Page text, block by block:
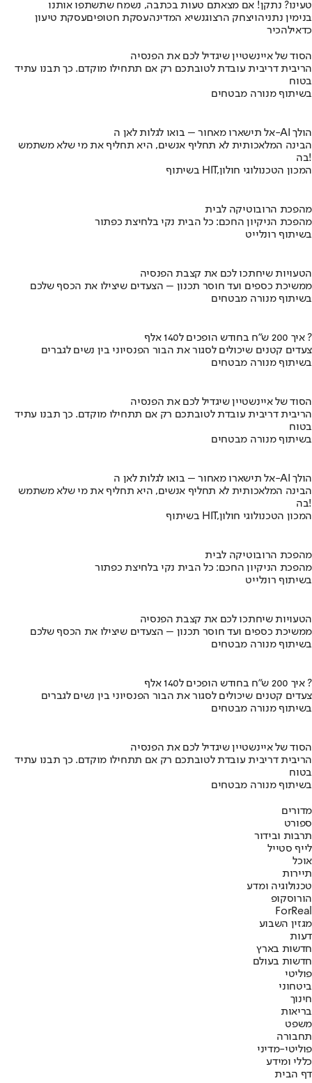
טעינו? נתקן! אם מצאתם טעות בכתבה, נשמח שתשתפו אותנו
בנימין נתניהויצחק הרצוגנשיא המדינהעסקת חטופיםעסקת טיעון
כדאילהכיר
הסוד של איינשטיין שיגדיל לכם את הפנסיה
הריבית דריבית עובדת לטובתכם רק אם תתחילו מוקדם. כך תבנו עתיד
בטוח
בשיתוף מנורה מבטחים
אל תישארו מאחור – בואו לגלות לאן ה-AI הולך
הבינה המלאכותית לא תחליף אנשים, היא תחליף את מי שלא משתמש
בה!
בשיתוף HIT,המכון הטכנולוגי חולון
מהפכת הרובוטיקה לבית
מהפכת הניקיון החכם: כל הבית נקי בלחיצת כפתור
בשיתוף רונלייט
הטעויות שיחתכו לכם את קצבת הפנסיה
ממשיכת כספים ועד חוסר תכנון – הצעדים שיצילו את הכסף שלכם
בשיתוף מנורה מבטחים
איך 200 ש"ח בחודש הופכים ל140 אלף ?
צעדים קטנים שיכולים לסגור את הבור הפנסיוני בין נשים לגברים
בשיתוף מנורה מבטחים
הסוד של איינשטיין שיגדיל לכם את הפנסיה
הריבית דריבית עובדת לטובתכם רק אם תתחילו מוקדם. כך תבנו עתיד
בטוח
בשיתוף מנורה מבטחים
אל תישארו מאחור – בואו לגלות לאן ה-AI הולך
הבינה המלאכותית לא תחליף אנשים, היא תחליף את מי שלא משתמש
בה!
בשיתוף HIT,המכון הטכנולוגי חולון
מהפכת הרובוטיקה לבית
מהפכת הניקיון החכם: כל הבית נקי בלחיצת כפתור
בשיתוף רונלייט
הטעויות שיחתכו לכם את קצבת הפנסיה
ממשיכת כספים ועד חוסר תכנון – הצעדים שיצילו את הכסף שלכם
בשיתוף מנורה מבטחים
איך 200 ש"ח בחודש הופכים ל140 אלף ?
צעדים קטנים שיכולים לסגור את הבור הפנסיוני בין נשים לגברים
בשיתוף מנורה מבטחים
הסוד של איינשטיין שיגדיל לכם את הפנסיה
הריבית דריבית עובדת לטובתכם רק אם תתחילו מוקדם. כך תבנו עתיד
בטוח
בשיתוף מנורה מבטחים
מדורים
ספורט
תרבות ובידור
לייף סטייל
אוכל
תיירות
טכנולוגיה ומדע
הורוסקופ
ForReal
מגזין השבוע
דעות
חדשות בארץ
חדשות בעולם
פוליטי
ביטחוני
חינוך
בריאות
משפט
תחבורה
פוליטי-מדיני
כללי ומידע
דף הבית